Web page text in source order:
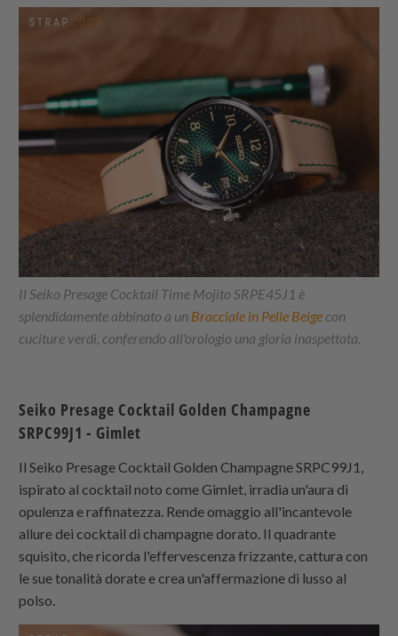
Il Seiko Presage Cocktail Time Mojito SRPE45J1 è
splendidamente abbinato a un Bracciale in Pelle Beige con
cuciture verdi, conferendo all'orologio una gloria inaspettata.
Seiko Presage Cocktail Golden Champagne
SRPC99J1- Gimlet
Il Seiko Presage Cocktail Golden Champagne SRPC99J1,
ispirato al cocktail noto come Gimlet, irradia un'aura di
opulenza e raffinatezza. Rende omaggio all'incantevole
allure dei cocktail di champagne dorato. Il quadrante
squisito, che ricorda l'effervescenza frizzante, cattura con
le sue tonalità dorate e crea un'affermazione di lusso al
polso.